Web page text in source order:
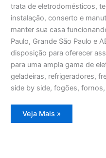
trata de eletrodomésticos,
instalação, conserto e
manter sua casa
Paulo, Grande São Paulo e
disposição para oferecer
para uma ampla gama de
geladeiras, refrigeradores,
side by side, fogões,
Assistência
Técnica
Veja Mais »